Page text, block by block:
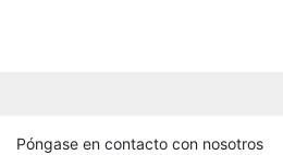
Póngase en contacto con nosotros